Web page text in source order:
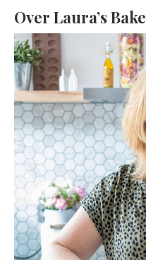
Over Laura’s